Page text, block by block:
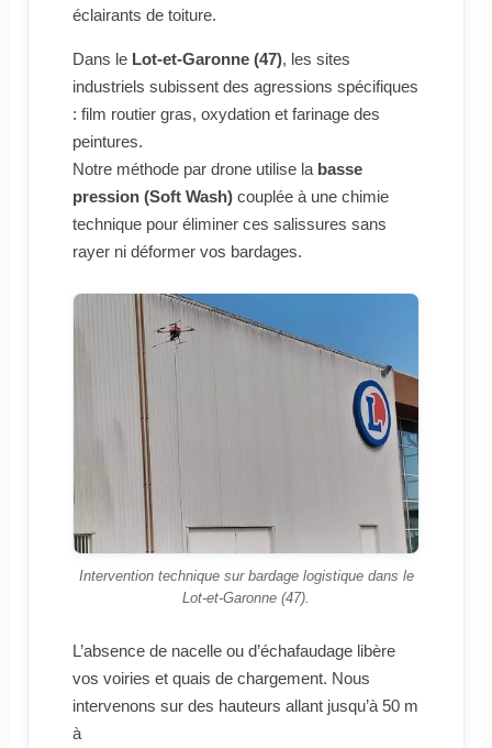
éclairants de toiture.
Dans le Lot-et-Garonne (47), les sites
industriels subissent des agressions spécifiques
: film routier gras, oxydation et farinage des
peintures.
Notre méthode par drone utilise la basse
pression (Soft Wash)couplée à une chimie
technique pour éliminer ces salissures sans
rayer ni déformer vos bardages.
Intervention technique sur bardage logistique dans le
Lot-et-Garonne (47).
L’absence de nacelle ou d’échafaudage libère
vos voiries et quais de chargement. Nous
intervenons sur des hauteurs allant jusqu’à 50 m
à